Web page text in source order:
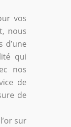
vos
nous
qui
nos
de
de
sur